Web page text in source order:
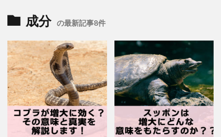
成分 の最新記事8件